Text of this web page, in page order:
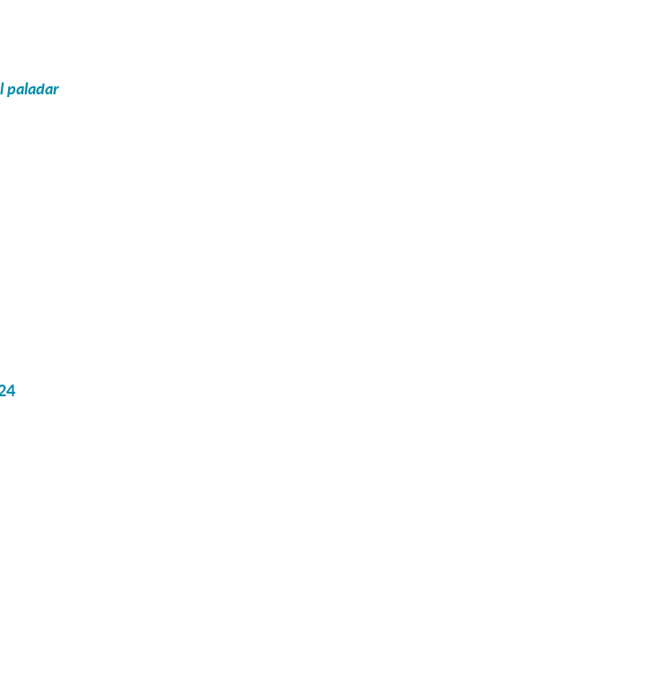
paladar